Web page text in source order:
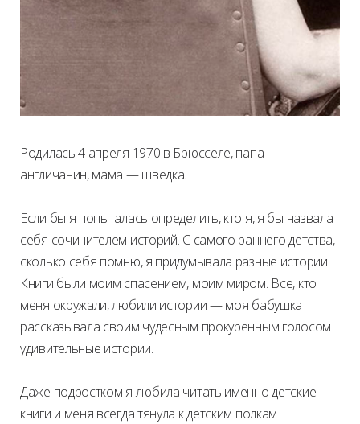
Родилась 4 апреля 1970 в Брюсселе, папа —
англичанин, мама — шведка.
Если бы я попыталась определить, кто я, я бы назвала
себя сочинителем историй. С самого раннего детства,
сколько себя помню, я придумывала разные истории.
Книги были моим спасением, моим миром. Все, кто
меня окружали, любили истории — моя бабушка
рассказывала своим чудесным прокуренным голосом
удивительные истории.
Даже подростком я любила читать именно детские
книги и меня всегда тянула к детским полкам